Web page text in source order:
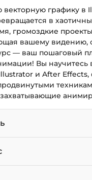
графику в
в
громоздкие
вашему видению,
— ваш пошаговый
Вы научитесь
и After
процесс между
векторные фигуры,
стремящиеся